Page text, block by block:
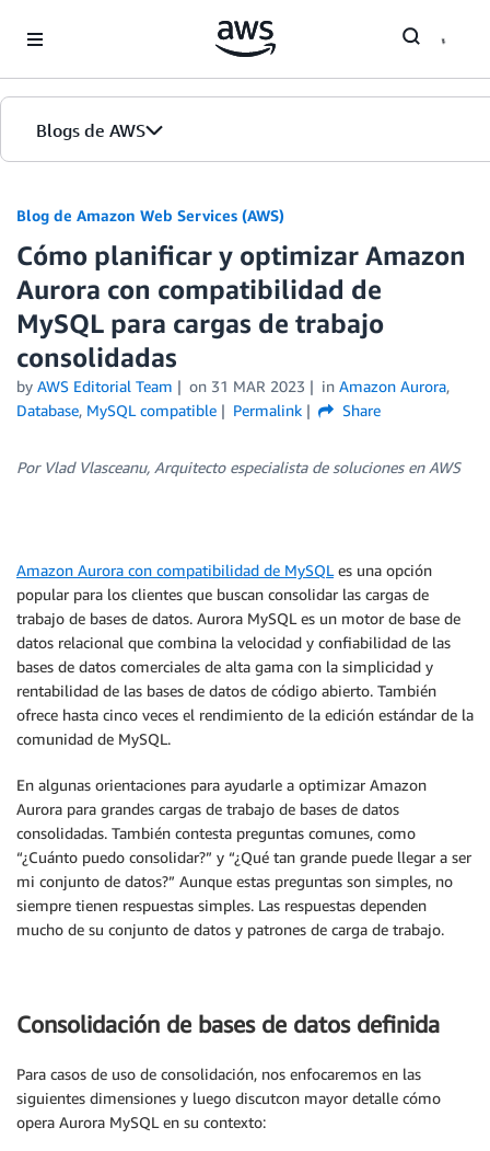
Blogs de AWS
Inicio
Ediciones
Blog de Amazon Web Services (AWS)
Cómo planificar y optimizar Amazon
Aurora con compatibilidad de
MySQL para cargas de trabajo
consolidadas
by AWS Editorial Team on 31 MAR 2023 in Amazon Aurora,
Database, MySQL compatible Permalink Share
Por Vlad Vlasceanu, Arquitecto especialista de soluciones en AWS
Amazon Aurora con compatibilidad de MySQL es una opción
popular para los clientes que buscan consolidar las cargas de
trabajo de bases de datos. Aurora MySQL es un motor de base de
datos relacional que combina la velocidad y confiabilidad de las
bases de datos comerciales de alta gama con la simplicidad y
rentabilidad de las bases de datos de código abierto. También
ofrece hasta cinco veces el rendimiento de la edición estándar de la
comunidad de MySQL.
En algunas orientaciones para ayudarle a optimizar Amazon
Aurora para grandes cargas de trabajo de bases de datos
consolidadas. También contesta preguntas comunes, como
“¿Cuánto puedo consolidar?” y “¿Qué tan grande puede llegar a ser
mi conjunto de datos?” Aunque estas preguntas son simples, no
siempre tienen respuestas simples. Las respuestas dependen
mucho de su conjunto de datos y patrones de carga de trabajo.
Consolidación de bases de datos definida
Para casos de uso de consolidación, nos enfocaremos en las
siguientes dimensiones y luego discutcon mayor detalle cómo
opera Aurora MySQL en su contexto: